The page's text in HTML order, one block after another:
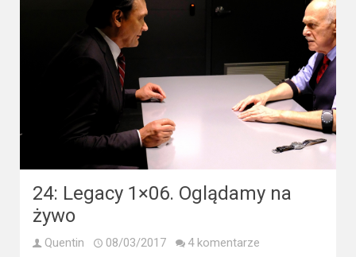
24: Legacy 1×06. Oglądamy na
żywo
Quentin 08/03/2017 4 komentarze